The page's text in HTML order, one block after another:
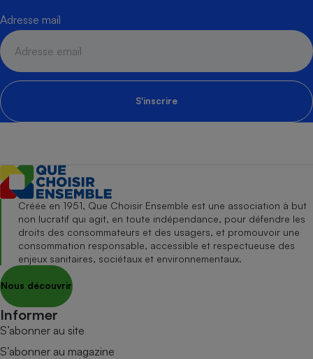
Adresse mail
S'inscrire
Créée en 1951, Que Choisir Ensemble est une association à but
non lucratif qui agit, en toute indépendance, pour défendre les
droits des consommateurs et des usagers, et promouvoir une
consommation responsable, accessible et respectueuse des
enjeux sanitaires, sociétaux et environnementaux.
Nous découvrir
Informer
S’abonner au site
S’abonner au magazine